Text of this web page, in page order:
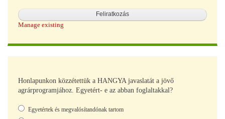
Manage existing
Honlapunkon közzétettük a HANGYA javaslatát a jövő
agrárprogramjához. Egyetért- e az abban foglaltakkal?
Választások
Egyetértek és megvalósítandónak tartom